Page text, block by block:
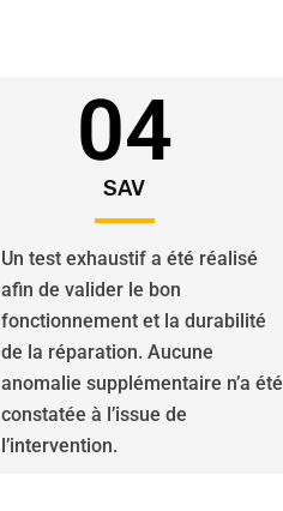
04
SAV
Un test exhaustif a été réalisé
afin de valider le bon
fonctionnement et la durabilité
de la réparation. Aucune
anomalie supplémentaire n’a été
constatée à l’issue de
l’intervention.